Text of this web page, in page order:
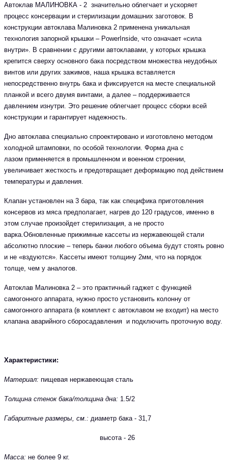
Автоклав МАЛИНОВКА - 2 значительно облегчает и ускоряет
процесс консервации и стерилизации домашних заготовок. В
конструкции автоклава Малиновка 2 применена уникальная
технология запорной крышки – PowerInside, что означает «сила
внутри». В сравнении с другими автоклавами, у которых крышка
крепится сверху основного бака посредством множества неудобных
винтов или других зажимов, наша крышка вставляется
непосредственно внутрь бака и фиксируется на месте специальной
планкой и всего двумя винтами, а далее – поддерживается
давлением изнутри. Это решение облегчает процесс сборки всей
конструкции и гарантирует надежность.
Дно автоклава специально спроектировано и изготовлено методом
холодной штамповки, по особой технологии. Форма дна с
лазом применяется в промышленном и военном строении,
увеличивает жесткость и предотвращает деформацию под действием
температуры и давления.
Клапан установлен на 3 бара, так как специфика приготовления
консервов из мяса предполагает, нагрев до 120 градусов, именно в
этом случае произойдет стерилизация, а не просто
варка.Обновленные прижимные кассеты из нержавеющей стали
абсолютно плоские – теперь банки любого объема будут стоять ровно
и не «вздуются». Кассеты имеют толщину 2мм, что на порядок
толще, чем у аналогов.
Автоклав Малиновка 2 – это практичный гаджет с функцией
самогонного аппарата, нужно просто установить колонну от
самогонного аппарата (в комплект с автоклавом не входит) на место
клапана аварийного сборосадавления и подключить проточную воду.
Характеристики:
Материал: пищевая нержавеющая сталь
Толщина стенок бака/толщина дна: 1.5/2
Габаритные размеры, см.: диаметр бака - 31,7
высота - 26
Масса: не более 9 кг.